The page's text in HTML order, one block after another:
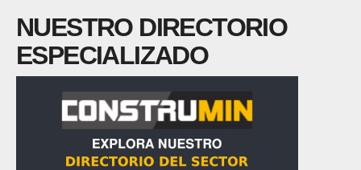
NUESTRO DIRECTORIO
ESPECIALIZADO